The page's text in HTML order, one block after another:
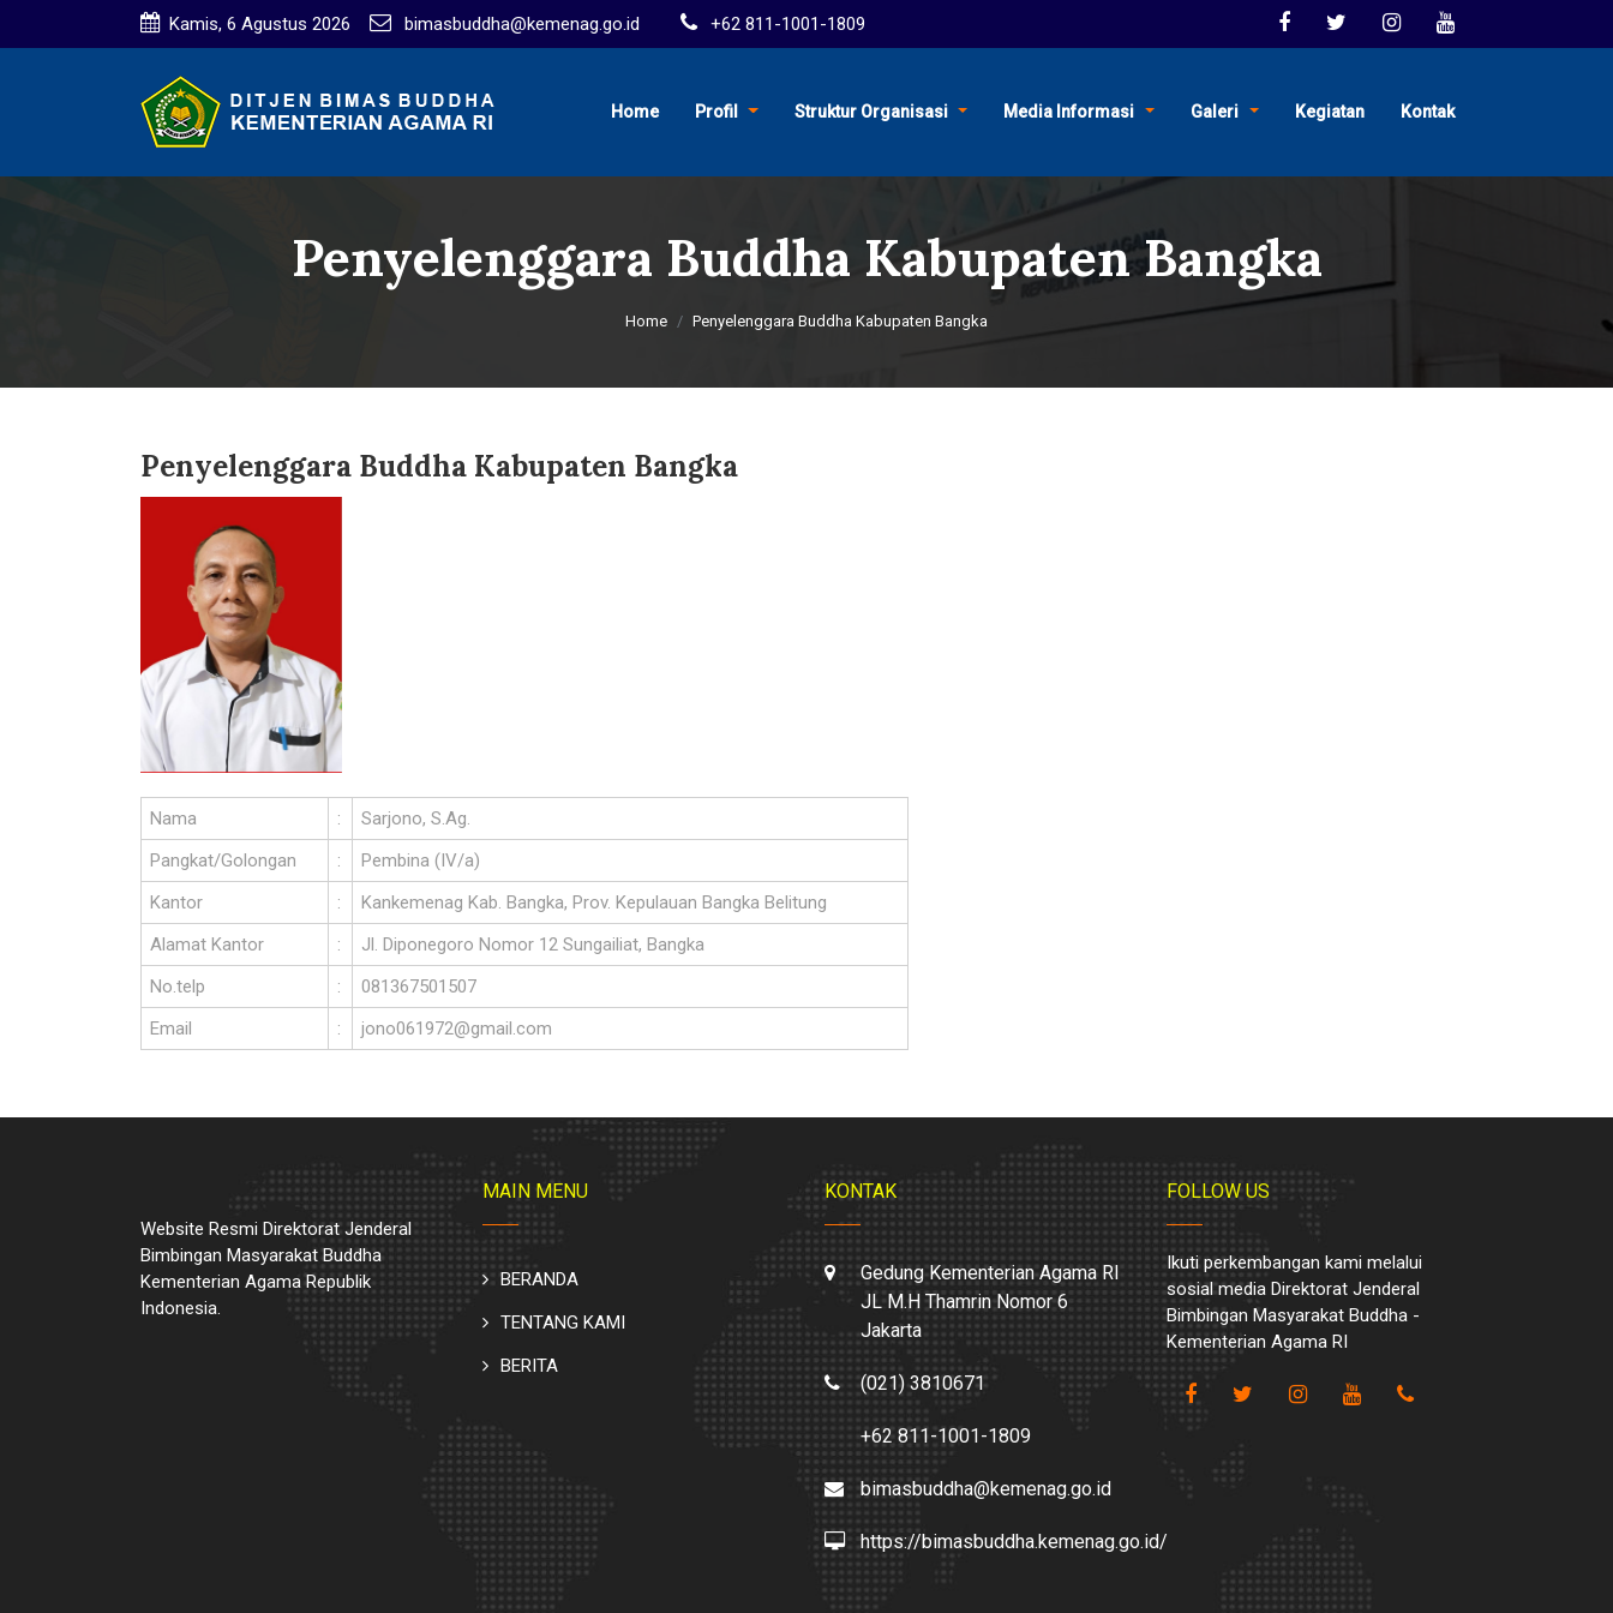
Kamis, 6 Agustus 2026 bimasbuddha@kemenag.go.id +62 811-1001-1809
Home Profil Struktur Organisasi Media Informasi Galeri Kegiatan Kontak
Penyelenggara Buddha Kabupaten Bangka
Home Penyelenggara Buddha Kabupaten Bangka
Penyelenggara Buddha Kabupaten Bangka
Nama :
Sarjono, S.Ag.
Pangkat/Golongan
:
Pembina (IV/a)
Kantor
:
Kankemenag Kab. Bangka, Prov. Kepulauan Bangka Belitung
Alamat Kantor
:
Jl. Diponegoro Nomor 12 Sungailiat, Bangka
No.telp
:
081367501507
Email
: jono061972@gmail.com
Website Resmi Direktorat Jenderal
Bimbingan Masyarakat Buddha
Kementerian Agama Republik
Indonesia.
MAIN MENU
BERANDA
TENTANG KAMI
BERITA
KONTAK
Gedung Kementerian Agama RI
JL M.H Thamrin Nomor 6
Jakarta
(021) 3810671
+62 811-1001-1809
bimasbuddha@kemenag.go.id
https://bimasbuddha.kemenag.go.id/
FOLLOW US
Ikuti perkembangan kami melalui
sosial media Direktorat Jenderal
Bimbingan Masyarakat Buddha -
Kementerian Agama RI